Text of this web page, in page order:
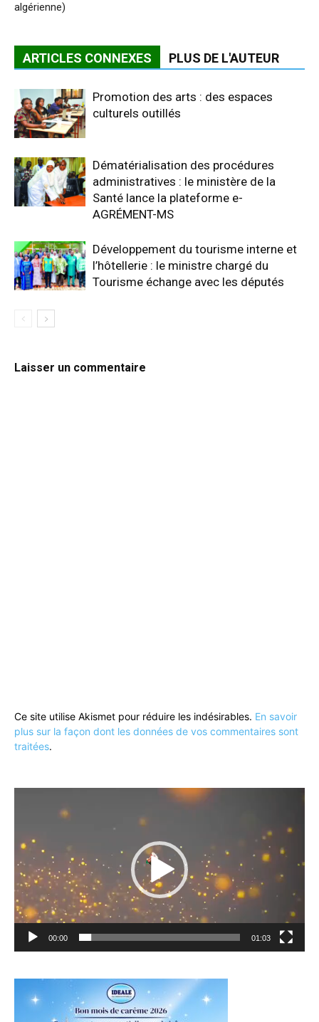
algérienne)
ARTICLES CONNEXES PLUS DE L'AUTEUR
Promotion des arts : des espaces
culturels outillés
Dématérialisation des procédures
administratives : le ministère de la
Santé lance la plateforme e-
AGRÉMENT-MS
Développement du tourisme interne et
l’hôtellerie : le ministre chargé du
Tourisme échange avec les députés
Laisser un commentaire
Ce site utilise Akismet pour réduire les indésirables. En savoir
plus sur la façon dont les données de vos commentaires sont
traitées.
00:00 01:03